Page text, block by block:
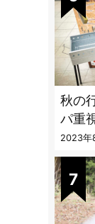
秋の
パ重
「ト
2023年